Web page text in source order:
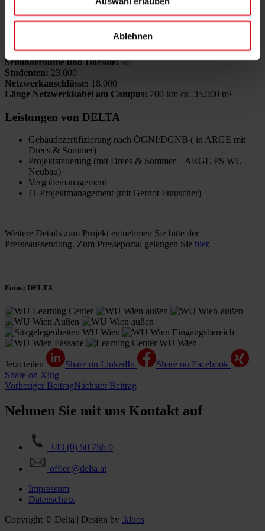
Ablehnen
Bebaute Fläche:ca. 35.000 m²
Gesamtkosten netto:€ 492 Mio.
Seminarräume und Hörsäle:90
Studenten: 23.000
Netzwerkanschlüsse: 18.000
Länge Netzwerkkabel am Campus: 700 km ca. 35.000 m²
Leistungen von DELTA
Gebäudezertifizierung nach ÖGNI/DGNB ( in ARGE mit
Drees & Sommer)
Projektsteuerung (mit Drees & Sommer – ARGE PS WU
Neubau)
Vergabemanagement
IT-Projektmanagement (mit Gernot Frauscher)
Weitere Details zum Projekt entnehmen Sie bitte der
Presseaussendung. Zum Presseportal gelangen Sie hier.
Fotos: DELTA
Jetzt teilen Share on LinkedIn
Share on Facebook
Share on Xing
Vorheriger BeitragNächster Beitrag
Nehmen Sie mit uns Kontakt auf
+43 (0) 50 756 0
office@delta.at
Impressum
Datenschutz
Copyright © Delta | Design by .kloos